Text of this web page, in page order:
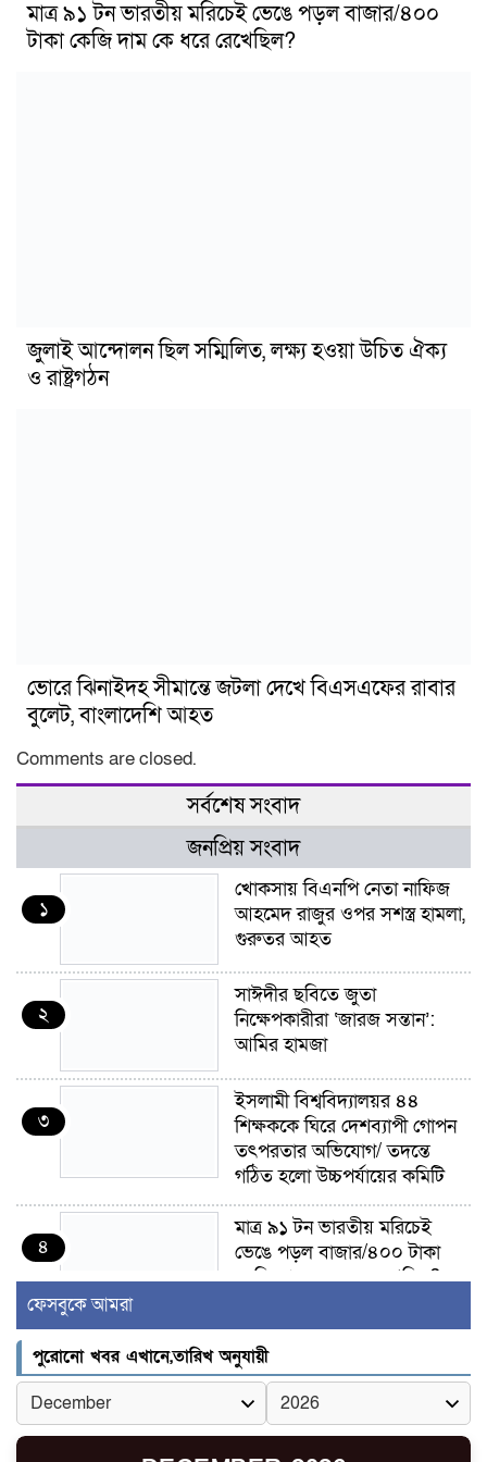
মাত্র ৯১ টন ভারতীয় মরিচেই ভেঙে পড়ল বাজার/৪০০
টাকা কেজি দাম কে ধরে রেখেছিল?
জুলাই আন্দোলন ছিল সম্মিলিত, লক্ষ্য হওয়া উচিত ঐক্য
ও রাষ্ট্রগঠন
ভোরে ঝিনাইদহ সীমান্তে জটলা দেখে বিএসএফের রাবার
বুলেট, বাংলাদেশি আহত
Comments are closed.
সর্বশেষ সংবাদ
জনপ্রিয় সংবাদ
১
খোকসায় বিএনপি নেতা নাফিজ
আহমেদ রাজুর ওপর সশস্ত্র হামলা,
গুরুতর আহত
২
সাঈদীর ছবিতে জুতা
নিক্ষেপকারীরা ‘জারজ সন্তান’:
আমির হামজা
৩
ইসলামী বিশ্ববিদ্যালয়র ৪৪
শিক্ষককে ঘিরে দেশব্যাপী গোপন
তৎপরতার অভিযোগ/ তদন্তে
গঠিত হলো উচ্চপর্যায়ের কমিটি
৪
মাত্র ৯১ টন ভারতীয় মরিচেই
ভেঙে পড়ল বাজার/৪০০ টাকা
কেজি দাম কে ধরে রেখেছিল?
৫
জুলাই আন্দোলন ছিল সম্মিলিত,
লক্ষ্য হওয়া উচিত ঐক্য ও
রাষ্ট্রগঠন
ভোরে ঝিনাইদহ সীমান্তে জটলা
ফেসবুকে আমরা
পুরোনো খবর এখানে,তারিখ অনুযায়ী